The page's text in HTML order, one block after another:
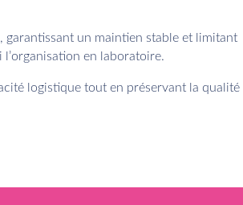
, garantissant un maintien stable et limitant
en laboratoire.
logistique tout en préservant la qualité